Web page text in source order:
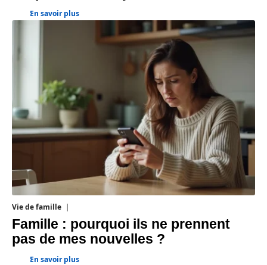
En savoir plus
Vie de famille
Famille : pourquoi ils ne prennent
pas de mes nouvelles ?
En savoir plus